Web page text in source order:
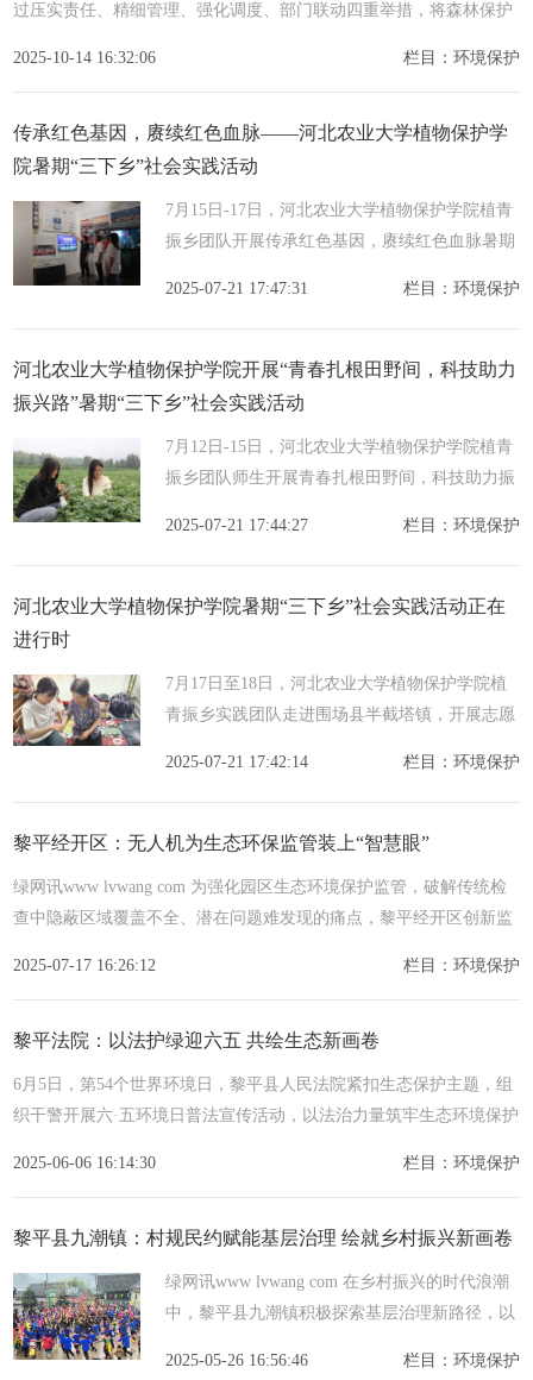
过压实责任、精细管理、强化调度、部门联动四重举措，将森林保护
2025-10-14 16:32:06
栏目：环境保护
传承红色基因，赓续红色血脉——河北农业大学植物保护学
院暑期“三下乡”社会实践活动
7月15日-17日，河北农业大学植物保护学院植青
振乡团队开展传承红色基因，赓续红色血脉暑期
续，薪
2025-07-21 17:47:31 栏目：环境保护
河北农业大学植物保护学院开展“青春扎根田野间，科技助力
振兴路”暑期“三下乡”社会实践活动
7月12日-15日，河北农业大学植物保护学院植青
振乡团队师生开展青春扎根田野间，科技助力振
能。团
2025-07-21 17:44:27 栏目：环境保护
河北农业大学植物保护学院暑期“三下乡”社会实践活动正在
进行时
7月17日至18日，河北农业大学植物保护学院植
青振乡实践团队走进围场县半截塔镇，开展志愿
力。实践团
2025-07-21 17:42:14 栏目：环境保护
黎平经开区：无人机为生态环保监管装上“智慧眼”
绿网讯www lvwang com 为强化园区生态环境保护监管，破解传统检
查中隐蔽区域覆盖不全、潜在问题难发现的痛点，黎平经开区创新监
2025-07-17 16:26:12
栏目：环境保护
黎平法院：以法护绿迎六五 共绘生态新画卷
6月5日，第54个世界环境日，黎平县人民法院紧扣生态保护主题，组
织干警开展六·五环境日普法宣传活动，以法治力量筑牢生态环境保护
2025-06-06 16:14:30
栏目：环境保护
黎平县九潮镇：村规民约赋能基层治理 绘就乡村振兴新画卷
绿网讯www lvwang com 在乡村振兴的时代浪潮
中，黎平县九潮镇积极探索基层治理新路径，以
2025-05-26 16:56:46 栏目：环境保护